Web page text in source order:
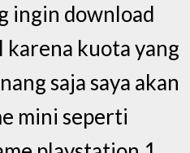
ingin download
karena kuota yang
saja saya akan
mini seperti